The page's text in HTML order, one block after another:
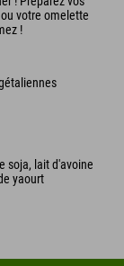
votre omelette
!
soja, lait d'avoine
yaourt